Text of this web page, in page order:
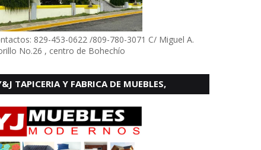
829-453-0622 /809-780-3071 C/ Miguel A.
No.26 , centro de Bohechío
TAPICERIA Y FABRICA DE MUEBLES,